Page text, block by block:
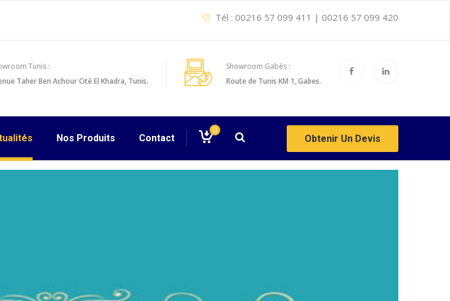
Tél : 00216 57 099 411 | 00216 57 099 420
Tunis :
Taher Ben Achour Cité El Khadra, Tunis.
Showroom Gabès :
Route de Tunis KM 1, Gabes.
Nos Produits Contact
0
Obtenir Un Devis